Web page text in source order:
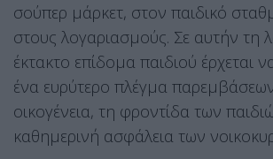
σούπερ μάρκετ, στον παιδικό
στους λογαριασμούς. Σε αυτήν τη
έκτακτο επίδομα παιδιού έρχεται
ένα ευρύτερο πλέγμα
οικογένεια, τη φροντίδα των
καθημερινή ασφάλεια των